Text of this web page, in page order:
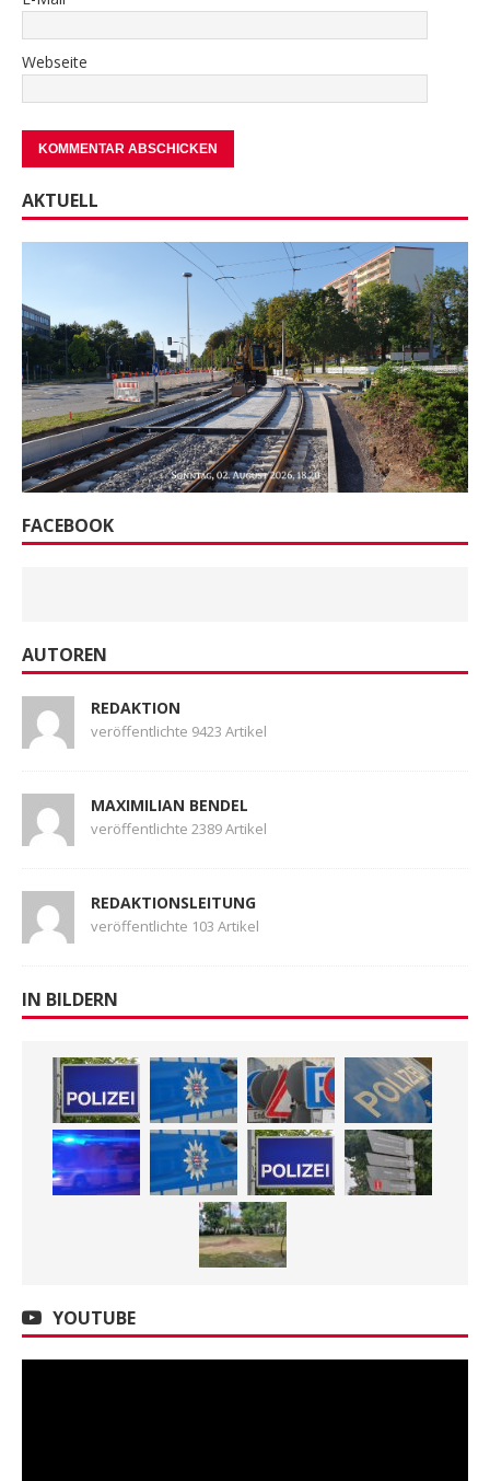
Webseite
AKTUELL
FACEBOOK
AUTOREN
REDAKTION
veröffentlichte 9423 Artikel
MAXIMILIAN BENDEL
veröffentlichte 2389 Artikel
REDAKTIONSLEITUNG
veröffentlichte 103 Artikel
IN BILDERN
YOUTUBE